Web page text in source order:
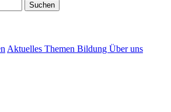
Suchen
Aktuelles Themen Bildung Über uns